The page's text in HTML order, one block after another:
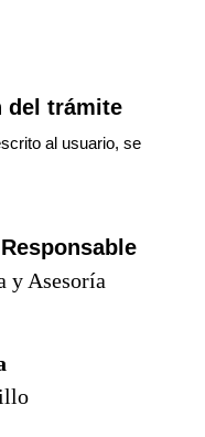
del trámite
al usuario, se
y Asesoría